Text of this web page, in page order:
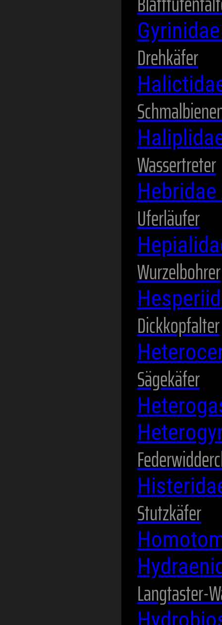
Drehkäfer
Wassertreter
Hebridae
Uferläufer
Wurzelbohrer
Dickkopfalter
Sägekäfer
Stutzkäfer
Langtaster-